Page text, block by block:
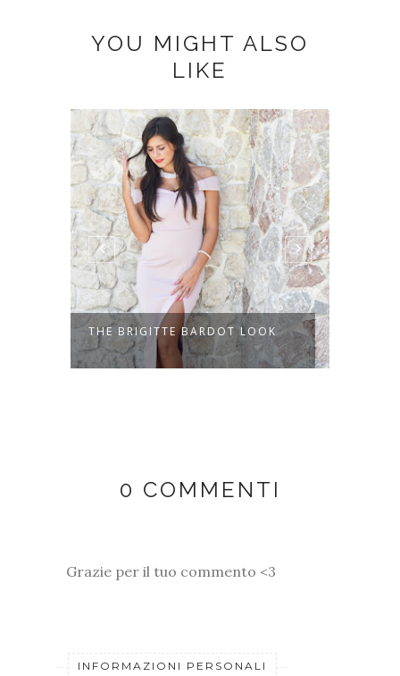
YOU MIGHT ALSO
LIKE
THE BRIGITTE BARDOT LOOK
0 COMMENTI
Grazie per il tuo commento <3
INFORMAZIONI PERSONALI